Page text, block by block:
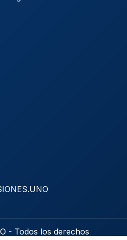
- Todos los derechos